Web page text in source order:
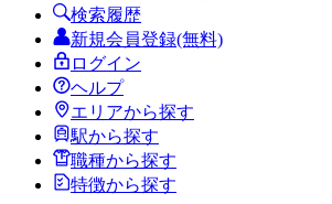
検索履歴
新規会員登録(無料)
ログイン
ヘルプ
エリアから探す
駅から探す
職種から探す
特徴から探す